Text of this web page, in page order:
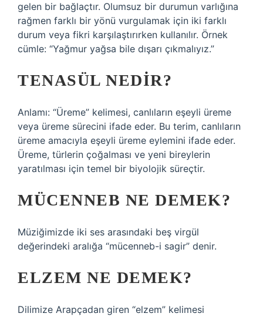
gelen bir bağlaçtır. Olumsuz bir durumun varlığına
rağmen farklı bir yönü vurgulamak için iki farklı
durum veya fikri karşılaştırırken kullanılır. Örnek
cümle: “Yağmur yağsa bile dışarı çıkmalıyız.”
TENASÜL NEDIR?
Anlamı: “Üreme” kelimesi, canlıların eşeyli üreme
veya üreme sürecini ifade eder. Bu terim, canlıların
üreme amacıyla eşeyli üreme eylemini ifade eder.
Üreme, türlerin çoğalması ve yeni bireylerin
yaratılması için temel bir biyolojik süreçtir.
MÜCENNEB NE DEMEK?
Müziğimizde iki ses arasındaki beş virgül
değerindeki aralığa “mücenneb-i sagir” denir.
ELZEM NE DEMEK?
Dilimize Arapçadan giren “elzem” kelimesi